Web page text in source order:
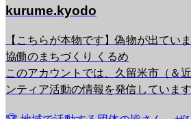
kurume.kyodo
【こちらが本物です】偽物が出てい
協働のまちづくり くるめ
このアカウントでは、久留米市（＆
ンティア活動の情報を発信しています